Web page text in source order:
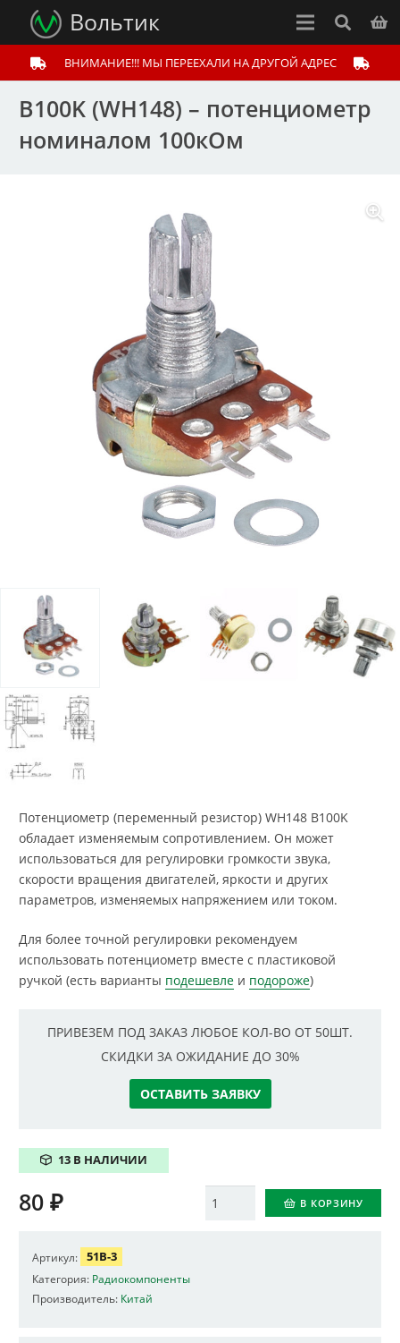
Вольтик
ВНИМАНИЕ!!! МЫ ПЕРЕЕХАЛИ НА ДРУГОЙ АДРЕС
B100K (WH148) – потенциометр
номиналом 100кОм
Потенциометр (переменный резистор) WH148 B100K
обладает изменяемым сопротивлением. Он может
использоваться для регулировки громкости звука,
скорости вращения двигателей, яркости и других
параметров, изменяемых напряжением или током.
Для более точной регулировки рекомендуем
использовать потенциометр вместе с пластиковой
ручкой (есть варианты подешевле и подороже)
ПРИВЕЗЕМ ПОД ЗАКАЗ ЛЮБОЕ КОЛ-ВО ОТ 50ШТ.
СКИДКИ ЗА ОЖИДАНИЕ ДО 30%
ОСТАВИТЬ ЗАЯВКУ
13 В НАЛИЧИИ
Количество В КОРЗИНУ
80 ₽
Артикул: 51B-3
Категория: Радиокомпоненты
Производитель: Китай